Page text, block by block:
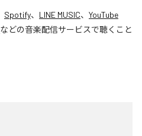
Spotify、 LINE MUSIC、 YouTube
などの音楽配信サービスで聴くこと